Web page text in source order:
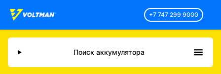
+7 747 299 9000
Поиск аккумулятора